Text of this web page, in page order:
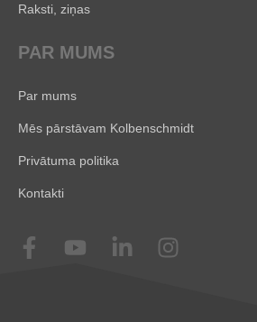
Raksti, ziņas
PAR MUMS
Par mums
Mēs pārstāvam Kolbenschmidt
Privātuma politika
Kontakti